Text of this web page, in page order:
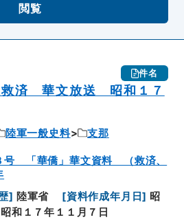
閲覧
件名
救済 華文放送 昭和１７
陸軍一般史料
支那
号 「華僑」華文資料 （救済、
] 陸軍省 [資料作成年月日] 昭
和１７年１１月７日